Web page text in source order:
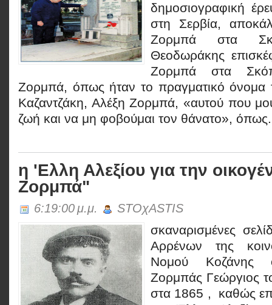
δημοσιογραφική
στη Σερβία,
Ζορμπά στα
Θεοδωράκης
Ζορμπά στα
Ζορμπά, όπως ήταν το πραγματικό όνομα
Καζαντζάκη, Αλέξη Ζορμπά, «αυτού που
ζωή και να μη φοβούμαι τον θάνατο»,
η 'Ελλη Αλεξίου για την
Ζορμπά"
6:19:00 μ.μ. STOχASTIS
σκαναρισμένες
Αρρένων της
Νομού Κοζάνης
Ζορμπάς Γεώργιος
στα 1865 , καθώς